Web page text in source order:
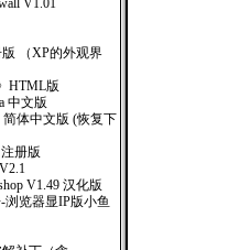
V1.01
版 （XP的外观界
HTML版
中文版
简体中文版 (恢复下
册版
V1.49 汉化版
浏览器显IP版小鱼